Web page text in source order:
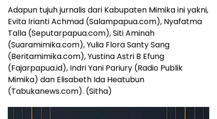
Adapun tujuh jurnalis dari Kabupaten Mimika ini yakni,
Evita Irianti Achmad (Salampapua.com), Nyafatma
Talla (Seputarpapua.com), Siti Aminah
(Suaramimika.com), Yulia Flora Santy Sang
(Beritamimika.com), Yustina Astri B Efung
(Fajarpapua.id), Indri Yani Pariury (Radio Publik
Mimika) dan Elisabeth Ida Heatubun
(Tabukanews.com). (Sitha)